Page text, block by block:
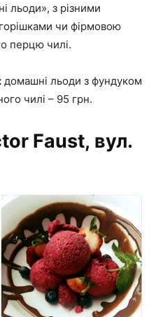
льоди», з різними
чи фірмовою
перцю чилі.
домашні льоди з фундуком
чилі – 95 грн.
Faust, вул.